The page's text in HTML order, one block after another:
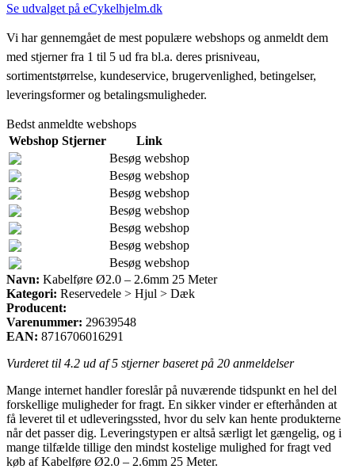
Se udvalget på eCykelhjelm.dk
Vi har gennemgået de mest populære webshops og anmeldt dem
med stjerner fra 1 til 5 ud fra bl.a. deres prisniveau,
sortimentstørrelse, kundeservice, brugervenlighed, betingelser,
leveringsformer og betalingsmuligheder.
Bedst anmeldte webshops
Webshop Stjerner
Link
Besøg webshop
Besøg webshop
Besøg webshop
Besøg webshop
Besøg webshop
Besøg webshop
Besøg webshop
Navn: Kabelføre Ø2.0 – 2.6mm 25 Meter
Kategori: Reservedele > Hjul > Dæk
Producent:
Varenummer: 29639548
EAN: 8716706016291
Vurderet til 4.2 ud af 5 stjerner baseret på 20 anmeldelser
Mange internet handler foreslår på nuværende tidspunkt en hel del
forskellige muligheder for fragt. En sikker vinder er efterhånden at
få leveret til et udleveringssted, hvor du selv kan hente produkterne
når det passer dig. Leveringstypen er altså særligt let gængelig, og i
mange tilfælde tillige den mindst kostelige mulighed for fragt ved
køb af Kabelføre Ø2.0 – 2.6mm 25 Meter.